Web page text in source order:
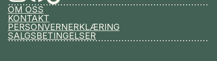
OM OSS
KONTAKT
PERSONVERNERKLÆRING
SALGSBETINGELSER